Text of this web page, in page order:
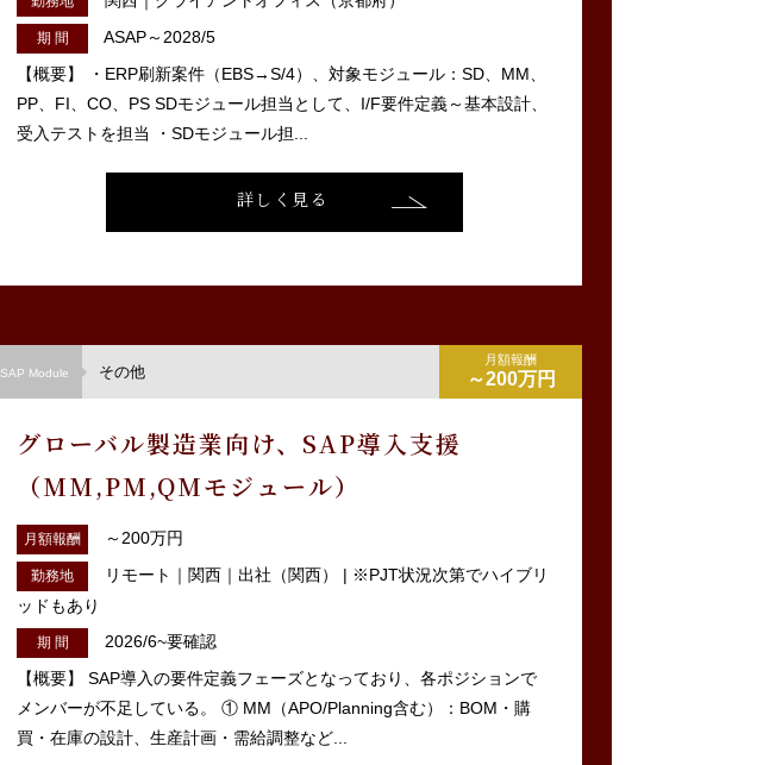
期 間
ASAP～2028/5
【概要】 ・ERP刷新案件（EBS→S/4）、対象モジュール：SD、MM、
PP、FI、CO、PS SDモジュール担当として、I/F要件定義～基本設計、
受入テストを担当 ・SDモジュール担...
詳しく見る
SAP Module その他
月額報酬
～200万円
グローバル製造業向け、SAP導入支援
（MM,PM,QMモジュール）
月額報酬 ～200万円
勤務地
リモート｜関西｜出社（関西） | ※PJT状況次第でハイブリ
ッドもあり
期 間
2026/6~要確認
【概要】 SAP導入の要件定義フェーズとなっており、各ポジションで
メンバーが不足している。 ① MM（APO/Planning含む）：BOM・購
買・在庫の設計、生産計画・需給調整など...